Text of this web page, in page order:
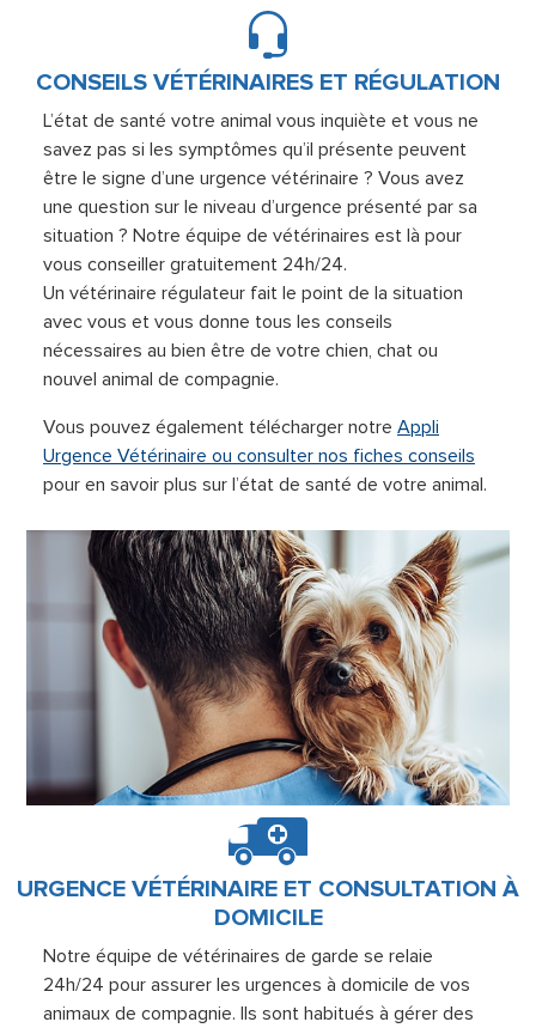
CONSEILS VÉTÉRINAIRES ET RÉGULATION
L’état de santé votre animal vous inquiète et vous ne
savez pas si les symptômes qu’il présente peuvent
être le signe d’une urgence vétérinaire ? Vous avez
une question sur le niveau d’urgence présenté par sa
situation ? Notre équipe de vétérinaires est là pour
vous conseiller gratuitement 24h/24.
Un vétérinaire régulateur fait le point de la situation
avec vous et vous donne tous les conseils
nécessaires au bien être de votre chien, chat ou
nouvel animal de compagnie.
Vous pouvez également télécharger notre Appli
Urgence Vétérinaire ou consulter nos fiches conseils
pour en savoir plus sur l’état de santé de votre animal.
URGENCE VÉTÉRINAIRE ET CONSULTATION À
DOMICILE
Notre équipe de vétérinaires de garde se relaie
24h/24 pour assurer les urgences à domicile de vos
animaux de compagnie. Ils sont habitués à gérer des